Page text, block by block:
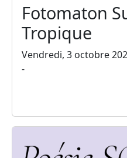
Fotomaton
Tropique
Vendredi, 3 octobre
-